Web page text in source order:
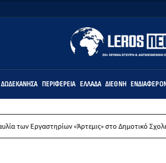
ΔΩΔΕΚΆΝΗΣΑ ΠΕΡΙΦΈΡΕΙΑ ΕΛΛΆΔΑ ΔΙΕΘΝΉ
«Άρτεμις» στο Δημοτικό Σχολείο Λακκίου